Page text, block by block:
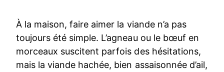
À la maison, faire aimer la viande n’a pas
toujours été simple. L’agneau ou le bœuf en
morceaux suscitent parfois des hésitations,
mais la viande hachée, bien assaisonnée d’ail,